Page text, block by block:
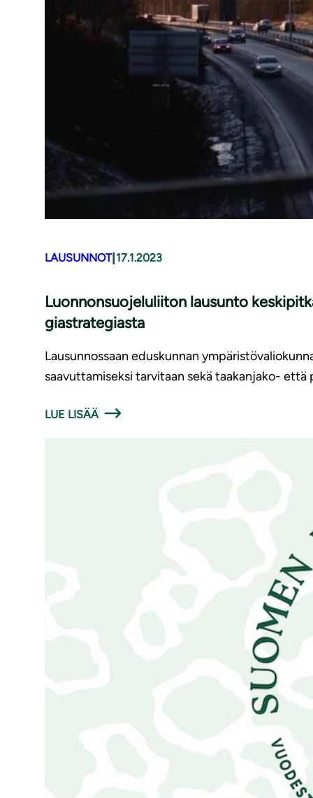
LAUSUNNOT| 17.1.2023
Luon­non­suo­je­lu­lii­ton lausunto
gia­stra­te­gias­ta
Lausunnossaan eduskunnan
saavuttamiseksi tarvitaan sekä taakanjako-
LUE LISÄÄ